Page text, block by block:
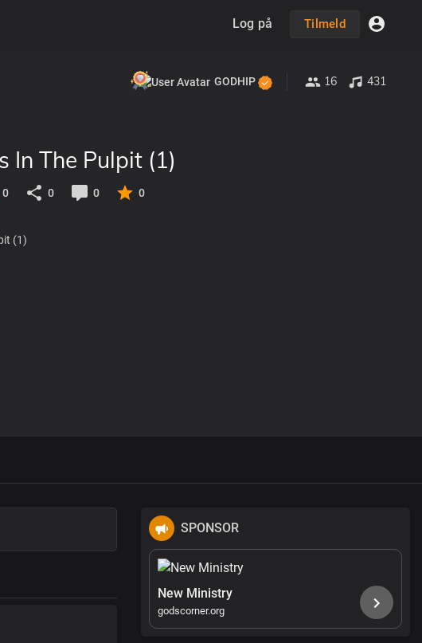
Log på Tilmeld
GODHIP 16 431
In The Pulpit (1)
0 0 0 0
(1)
SPONSOR
New Ministry
godscorner.org